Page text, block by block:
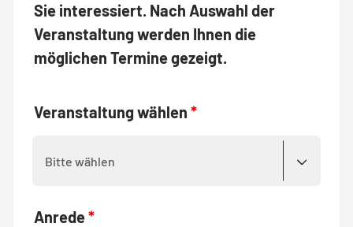
Sie interessiert. Nach Auswahl der
Veranstaltung werden Ihnen die
möglichen Termine gezeigt.
Veranstaltung wählen *
Anrede*